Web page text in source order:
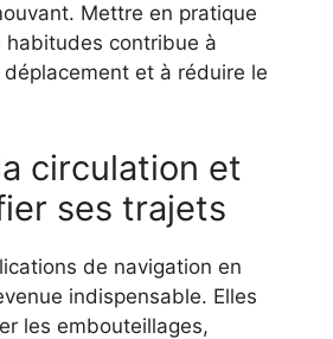
Mettre en pratique
habitudes contribue à
et à réduire le
circulation et
ses trajets
de navigation en
indispensable. Elles
les embouteillages,